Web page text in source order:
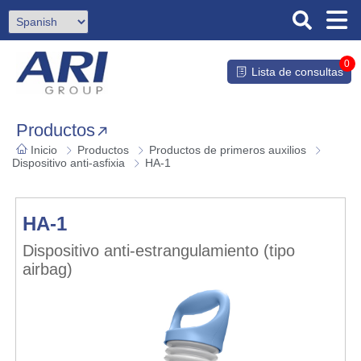
Lista de consultas
0
Productos
Inicio Productos
Productos de primeros auxilios
Dispositivo anti-asfixia
HA-1
HA-1
Dispositivo anti-estrangulamiento (tipo
airbag)